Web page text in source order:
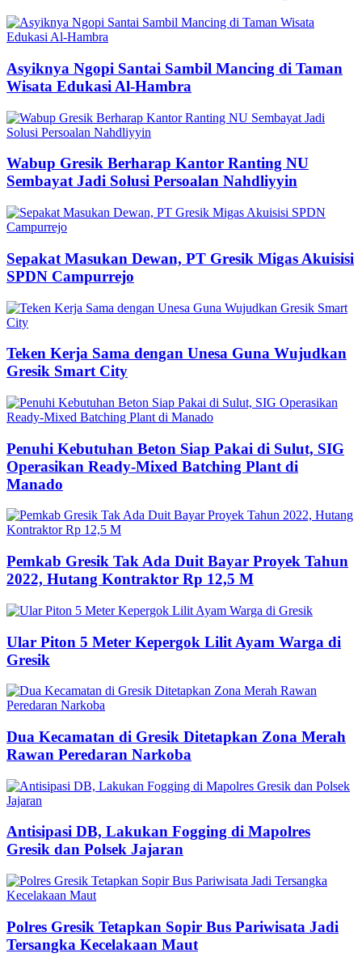
Asyiknya Ngopi Santai Sambil Mancing di Taman
Wisata Edukasi Al-Hambra
Wabup Gresik Berharap Kantor Ranting NU
Sembayat Jadi Solusi Persoalan Nahdliyyin
Sepakat Masukan Dewan, PT Gresik Migas Akuisisi
SPDN Campurrejo
Teken Kerja Sama dengan Unesa Guna Wujudkan
Gresik Smart City
Penuhi Kebutuhan Beton Siap Pakai di Sulut, SIG
Operasikan Ready-Mixed Batching Plant di
Manado
Pemkab Gresik Tak Ada Duit Bayar Proyek Tahun
2022, Hutang Kontraktor Rp 12,5 M
Ular Piton 5 Meter Kepergok Lilit Ayam Warga di
Gresik
Dua Kecamatan di Gresik Ditetapkan Zona Merah
Rawan Peredaran Narkoba
Antisipasi DB, Lakukan Fogging di Mapolres
Gresik dan Polsek Jajaran
Polres Gresik Tetapkan Sopir Bus Pariwisata Jadi
Tersangka Kecelakaan Maut